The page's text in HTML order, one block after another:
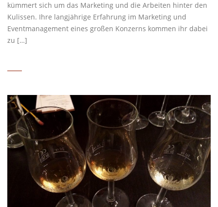
kümmert sich um das Marketing und die Arbeiten hinter den
Kulissen. Ihre langjährige Erfahrung im Marketing und
Eventmanagement eines großen Konzerns kommen ihr dabei
zu […]